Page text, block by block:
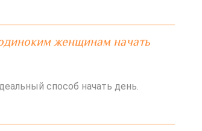
женщинам начать
способ начать день.